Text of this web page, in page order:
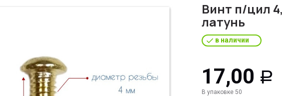
Винт п/цил
латунь
в наличии
17,00 Р
В упаковке 50